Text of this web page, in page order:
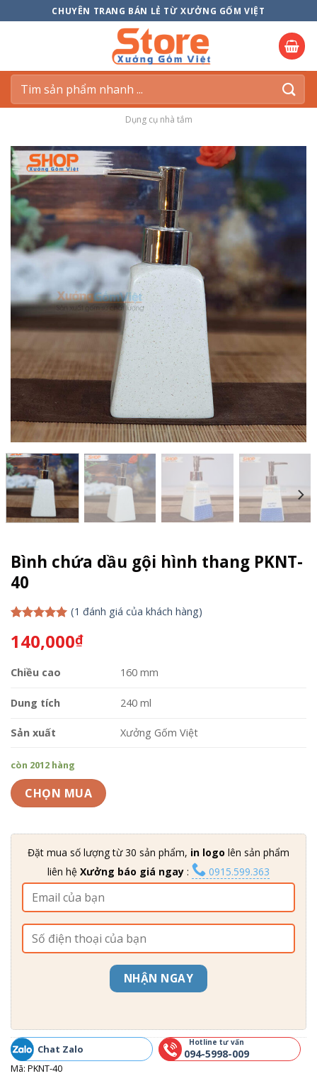
to
CHUYÊN TRANG BÁN LẺ TỪ XƯỞNG GỐM VIỆT
Tìm
kiếm:
Dụng cụ nhà tắm
Bình chứa dầu gội hình thang PKNT-
40
dựa trên
đánh giá
(1 đánh giá của khách hàng)
140,000₫
Chiều cao 160 mm
Dung tích 240 ml
Sản xuất Xưởng Gốm Việt
còn 2012 hàng
CHỌN MUA
Đặt mua số lượng từ 30 sản phẩm, in logo lên sản phẩm
liên hệ Xưởng báo giá ngay : 0915.599.363
NHẬN NGAY
Chat Zalo
Hotline tư vấn
094-5998-009
Mã: PKNT-40